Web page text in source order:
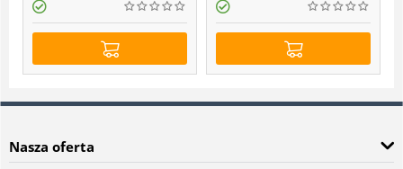
Nasza oferta